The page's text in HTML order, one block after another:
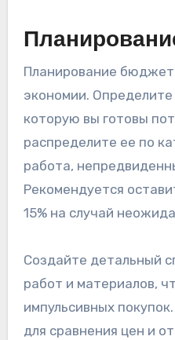
Планирование
экономии.
которую вы готовы
распределите ее по
работа,
Рекомендуется
15% на случай
Создайте детальный
работ и материалов,
импульсивных
для сравнения цен и